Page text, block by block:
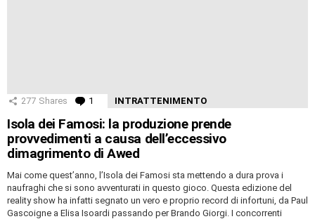
277 Shares 1 Comment
INTRATTENIMENTO
Isola dei Famosi: la produzione prende
provvedimenti a causa dell’eccessivo
dimagrimento di Awed
Mai come quest’anno, l’Isola dei Famosi sta mettendo a dura prova i
naufraghi che si sono avventurati in questo gioco. Questa edizione del
reality show ha infatti segnato un vero e proprio record di infortuni, da Paul
Gascoigne a Elisa Isoardi passando per Brando Giorgi. I concorrenti